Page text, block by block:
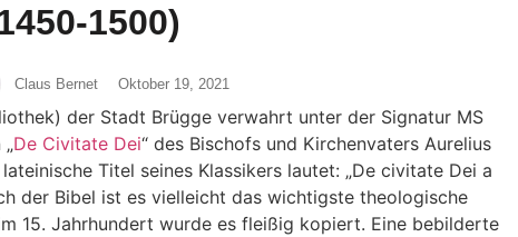
1500)
Claus Bernet Oktober 19, 2021
der Stadt Brügge verwahrt unter der Signatur MS
De Civitate Dei“ des Bischofs und Kirchenvaters Aurelius
Titel seines Klassikers lautet: „De civitate Dei a
der Bibel ist es vielleicht das wichtigste theologische
15. Jahrhundert wurde es fleißig kopiert. Eine bebilderte